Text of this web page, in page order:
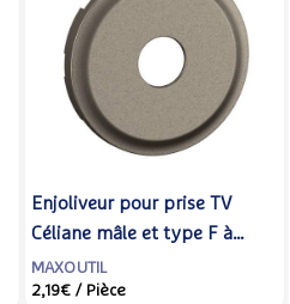
Enjoliveur pour prise TV
Céliane mâle et type F à
visser - Titanium - LEGRAND
- CT0382
MAXOUTIL
2,19€ / Pièce